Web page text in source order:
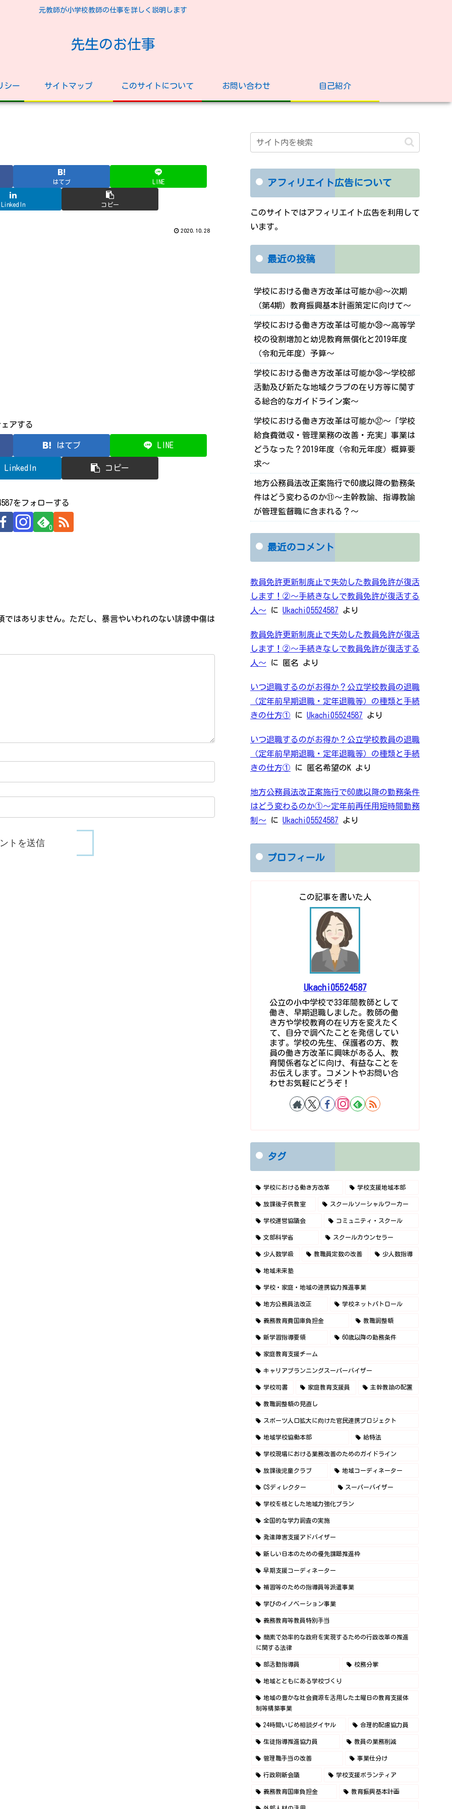
元教師が小学校教師の仕事を詳しく説明します
先生のお仕事
シー サイトマップ このサイトについて お問い合わせ 自己紹介
はてブ LINE
LinkedIn コピー
2020.10.28
ェアする
はてブ LINE
LinkedIn コピー
をフォローする
0
ではありません。ただし、暴言やいわれのない誹謗中傷は
アフィリエイト広告について
このサイトではアフィリエイト広告を利用して
います。
最近の投稿
学校における働き方改革は可能か㊵～次期
（第4期）教育振興基本計画策定に向けて～
学校における働き方改革は可能か㊴～高等学
校の役割増加と幼児教育無償化と2019年度
（令和元年度）予算～
学校における働き方改革は可能か㊳～学校部
活動及び新たな地域クラブの在り方等に関す
る総合的なガイドライン案～
学校における働き方改革は可能か㊲～「学校
給食費徴収・管理業務の改善・充実」事業は
どうなった？2019年度（令和元年度）概算要
求～
地方公務員法改正案施行で60歳以降の勤務条
件はどう変わるのか⑪～主幹教諭、指導教諭
が管理監督職に含まれる？～
最近のコメント
教員免許更新制廃止で失効した教員免許が復活
します！②～手続きなしで教員免許が復活する
人～ に Ukachi05524587 より
教員免許更新制廃止で失効した教員免許が復活
します！②～手続きなしで教員免許が復活する
人～ に 匿名 より
いつ退職するのがお得か？公立学校教員の退職
（定年前早期退職・定年退職等）の種類と手続
きの仕方① に Ukachi05524587 より
いつ退職するのがお得か？公立学校教員の退職
（定年前早期退職・定年退職等）の種類と手続
きの仕方① に 匿名希望のK より
地方公務員法改正案施行で60歳以降の勤務条件
はどう変わるのか①～定年前再任用短時間勤務
制～ に Ukachi05524587 より
プロフィール
この記事を書いた人
Ukachi05524587
公立の小中学校で33年間教師として
働き、早期退職しました。教師の働
き方や学校教育の在り方を変えたく
て、自分で調べたことを発信してい
ます。学校の先生、保護者の方、教
員の働き方改革に興味がある人、教
育関係者などに向け、有益なことを
お伝えします。コメントやお問い合
わせお気軽にどうぞ！
タグ
学校における働き方改革 学校支援地域本部
放課後子供教室 スクールソーシャルワーカー
学校運営協議会 コミュニティ・スクール
文部科学省 スクールカウンセラー
少人数学級 教職員定数の改善 少人数指導
地域未来塾
学校・家庭・地域の連携協力推進事業
地方公務員法改正 学校ネットパトロール
義務教育費国庫負担金 教職調整額
新学習指導要領 60歳以降の勤務条件
家庭教育支援チーム
キャリアプランニングスーパーバイザー
学校司書 家庭教育支援員 主幹教諭の配置
教職調整額の見直し
スポーツ人口拡大に向けた官民連携プロジェクト
地域学校協働本部 給特法
学校現場における業務改善のためのガイドライン
放課後児童クラブ 地域コーディネーター
CSディレクター スーパーバイザー
学校を核とした地域力強化プラン
全国的な学力調査の実施
発達障害支援アドバイザー
新しい日本のための優先課題推進枠
早期支援コーディネーター
補習等のための指導員等派遣事業
学びのイノベーション事業
義務教育等教員特別手当
簡素で効率的な政府を実現するための行政改革の推進
に関する法律
部活動指導員 校務分掌
地域とともにある学校づくり
地域の豊かな社会資源を活用した土曜日の教育支援体
制等構築事業
24時間いじめ相談ダイヤル 合理的配慮協力員
生徒指導推進協力員 教員の業務削減
管理職手当の改善 事業仕分け
行政刷新会議 学校支援ボランティア
義務教育国庫負担金 教育振興基本計画
外部人材の活用